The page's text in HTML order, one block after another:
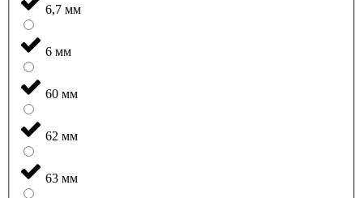
6,7 мм
6 мм
60 мм
62 мм
63 мм